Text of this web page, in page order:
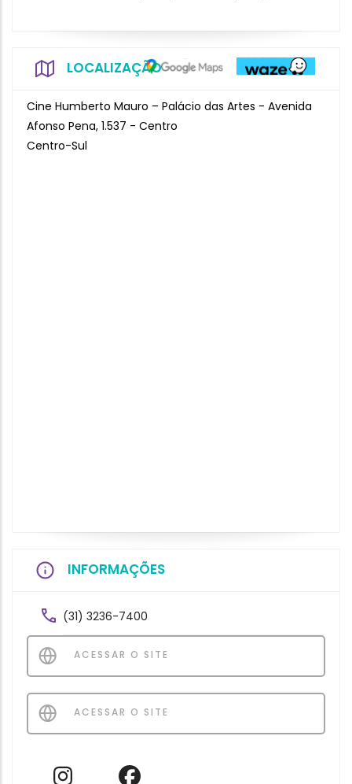
LOCALIZAÇÃO
Cine Humberto Mauro – Palácio das Artes - Avenida
Afonso Pena, 1.537 - Centro
Centro-Sul
INFORMAÇÕES
(31) 3236-7400
ACESSAR O SITE
ACESSAR O SITE